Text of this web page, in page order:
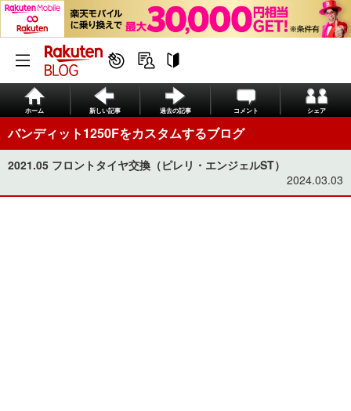
ホーム 新しい記事 過去の記事 コメント シェア
バンディット1250Fをカスタムするブログ
2021.05 フロントタイヤ交換（ピレリ・エンジェルST）
2024.03.03